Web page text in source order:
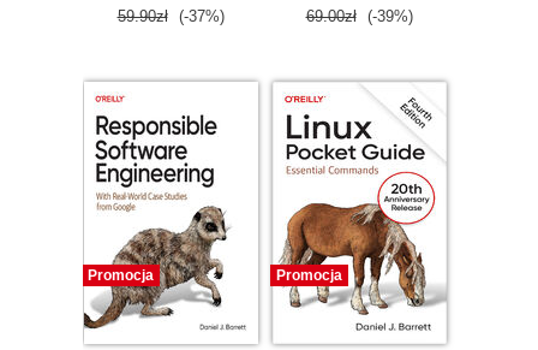
59.90zł (-37%) 69.00zł (-39%)
Promocja Promocja